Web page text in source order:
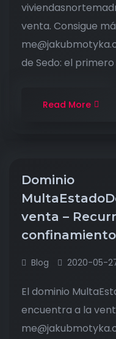
venta. Consigue
de Sedo: el
Read More
Dominio
venta –
confinamiento
Blog 2020-05-
El dominio
encuentra a la